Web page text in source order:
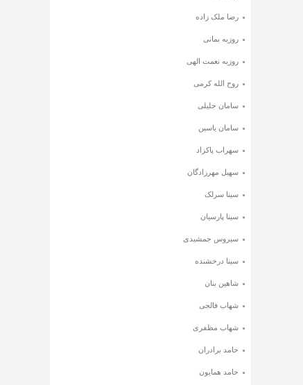
رضا ملک زاده
روزبه بمانی
روزبه نعمت الهی
روح الله کرمی
سامان جلیلی
سامان یاسین
سهراب پاکزاد
سهیل مهرزادگان
سینا سرلک
سینا پارسیان
سیروس جمشیدی
سینا درخشنده
شاهین بنان
شهاب فالجی
شهاب مظفری
حامد برادران
حامد همایون